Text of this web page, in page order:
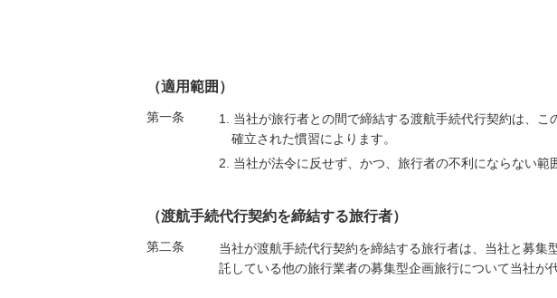
（適用範囲）
第一条
1. 当社が旅行者との間で締結する渡航手続代行契約は、
確立された慣習によります。
2. 当社が法令に反せず、かつ、旅行者の不利にならない
（渡航手続代行契約を締結する旅行者）
第二条
当社が渡航手続代行契約を締結する旅行者は、当社と募
託している他の旅行業者の募集型企画旅行について当社が